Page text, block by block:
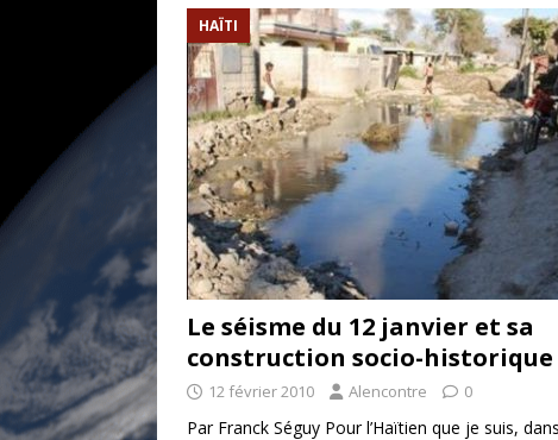
avant les élections du 27 octobre»
[ 17 juillet 2026 ] «Le discours de
goût… et une menace»
ETATS-UNIS
[ 17 juillet 2026 ] Iran. Le retour de
[ 14 juin 2020 ]
Brésil. Les vies
HAÏTI
Le séisme du 12 janvier et sa
construction socio-historique
12 février 2010 Alencontre 0
Par Franck Séguy Pour l’Haïtien que je suis, dans